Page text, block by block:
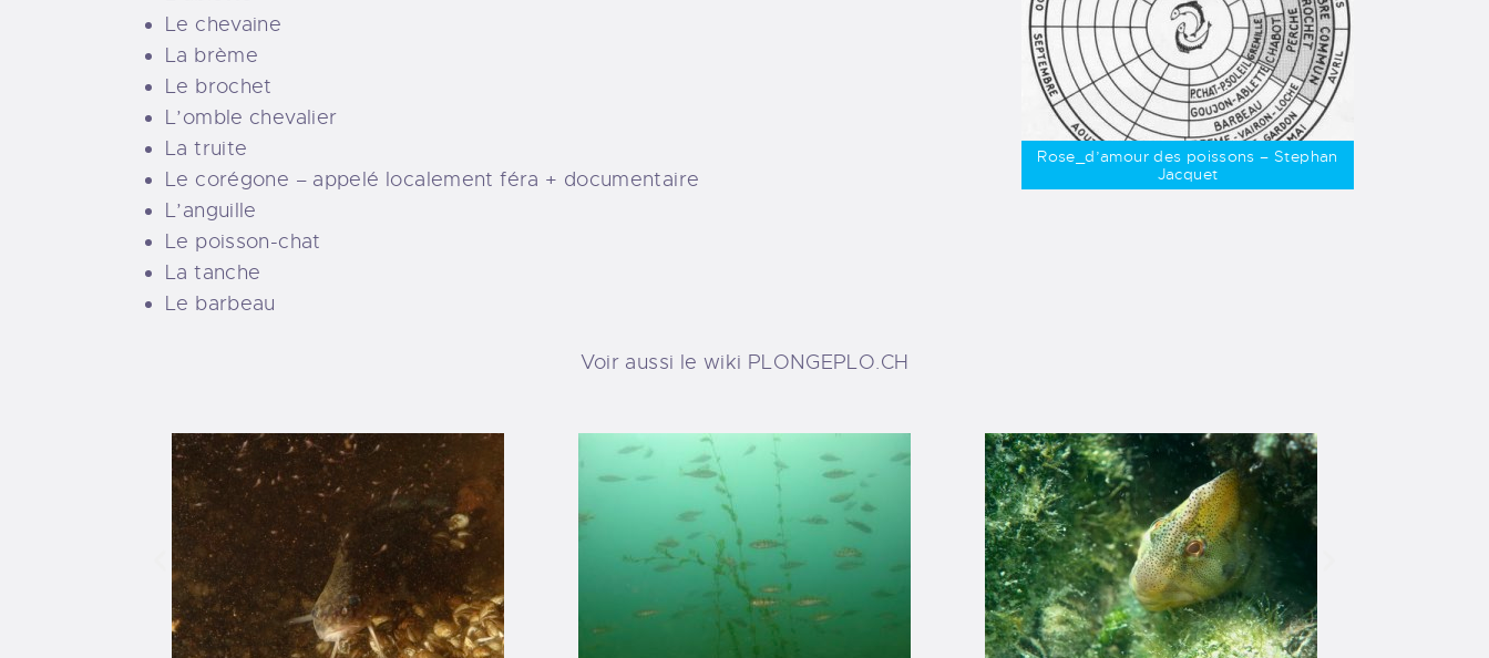
Rose_d’amour des poissons – Stephan
Jacquet
Le chevaine
La brème
Le brochet
L’omble chevalier
La truite
Le corégone – appelé localement féra + documentaire
L’anguille
Le poisson-chat
La tanche
Le barbeau
Voir aussi le wiki PLONGEPLO.CH